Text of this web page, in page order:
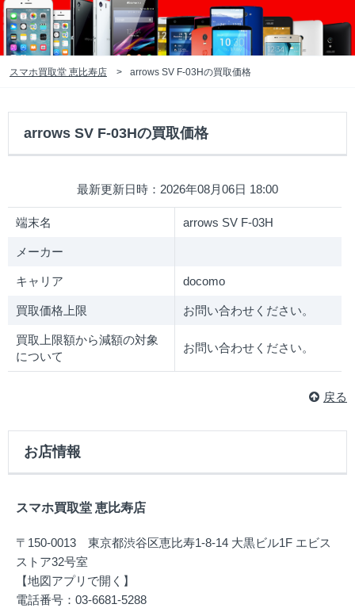
スマホ買取堂 恵比寿店 arrows SV F-03Hの買取価格
arrows SV F-03Hの買取価格
最新更新日時：2026年08月06日 18:00
端末名 arrows SV F-03H
メーカー
キャリア docomo
買取価格上限 お問い合わせください。
買取上限額から減額の対象
について
お問い合わせください。
戻る
お店情報
スマホ買取堂 恵比寿店
〒150-0013 東京都渋谷区恵比寿1-8-14 大黒ビル1F エビス
ストア32号室
【地図アプリで開く】
電話番号：03-6681-5288